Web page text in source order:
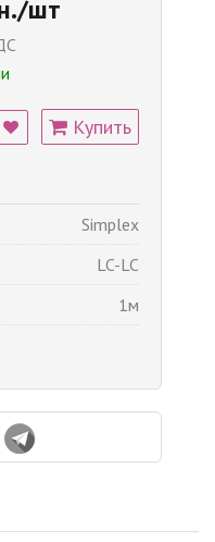
шт
Купить
Simplex
LC-LC
1м